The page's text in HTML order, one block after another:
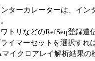
ターカレーターは、イ
トリなどのRefSeq登録
イマーセットを選択す
イクロアレイ解析結果